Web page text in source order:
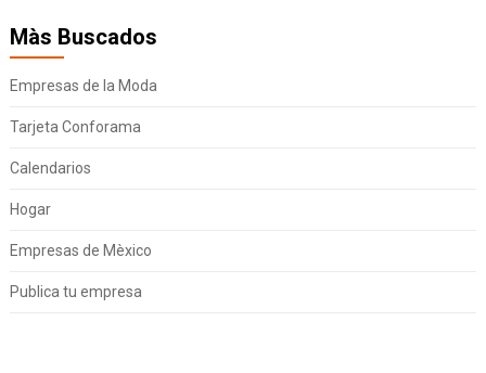
Màs Buscados
Empresas de la Moda
Tarjeta Conforama
Calendarios
Hogar
Empresas de Mèxico
Publica tu empresa